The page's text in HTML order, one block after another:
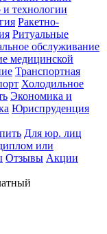
технологии
Ракетно-
Ритуальные
обслуживание
медицинской
Транспортная
Холодильное
Экономика и
Юриспруденция
Для юр. лиц
или
Отзывы Акции